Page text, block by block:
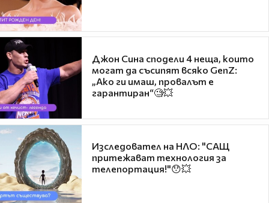
Джон Сина сподели 4 неща, които
могат да съсипят всяко GenZ:
„Ако ги имаш, провалът е
гарантиран“🧐💥
Изследовател на НЛО: "САЩ
притежават технология за
телепортация!"😯💥